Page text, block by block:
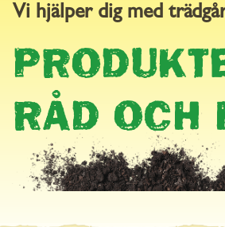
Vi hjälper dig med
RÅD OCH